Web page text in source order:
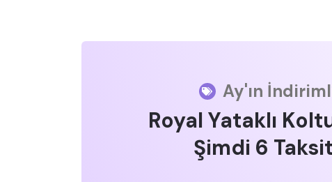
Ay'ın
Royal Yataklı
Şimdi 6 Taksit